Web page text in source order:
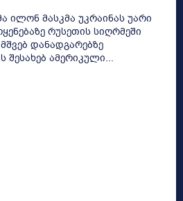
ილონ მასკმა უკრაინას უარი
რუსეთის სიღრმეში
დანადგარებზე
შესახებ ამერიკული...